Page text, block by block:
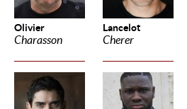
Olivier
Charasson
Lancelot
Cherer